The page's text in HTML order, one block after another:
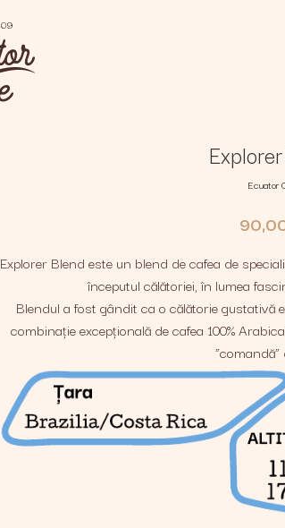
Ecuator
Explorer Blend este un blend de cafea de
începutul călătoriei, în lumea
Blendul a fost gândit ca o călătorie gustativă
combinație excepțională de cafea 100%